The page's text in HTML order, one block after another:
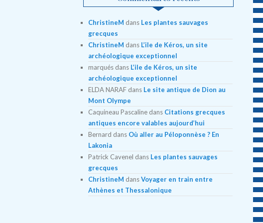
ChristineM dans Les plantes sauvages
grecques
ChristineM dans L’ile de Kéros, un site
archéologique exceptionnel
marquésdans L’ile de Kéros, un site
archéologique exceptionnel
ELDA NARAFdans Le site antique de Dion au
Mont Olympe
Caquineau Pascalinedans Citations grecques
antiques encore valables aujourd’hui
Bernard dans Où aller au Péloponnèse ? En
Lakonia
Patrick Cavenel dans Les plantes sauvages
grecques
ChristineM dansVoyager en train entre
Athènes et Thessalonique